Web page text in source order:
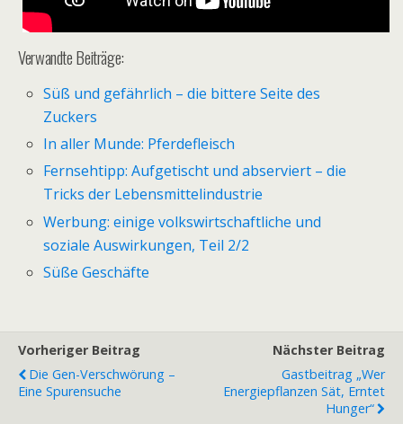
Verwandte Beiträge:
Süß und gefährlich – die bittere Seite des
Zuckers
In aller Munde: Pferdefleisch
Fernsehtipp: Aufgetischt und abserviert – die
Tricks der Lebensmittelindustrie
Werbung: einige volkswirtschaftliche und
soziale Auswirkungen, Teil 2/2
Süße Geschäfte
Vorheriger Beitrag
Die Gen-Verschwörung –
Eine Spurensuche
Nächster Beitrag
Gastbeitrag „Wer
Energiepflanzen Sät, Erntet
Hunger“